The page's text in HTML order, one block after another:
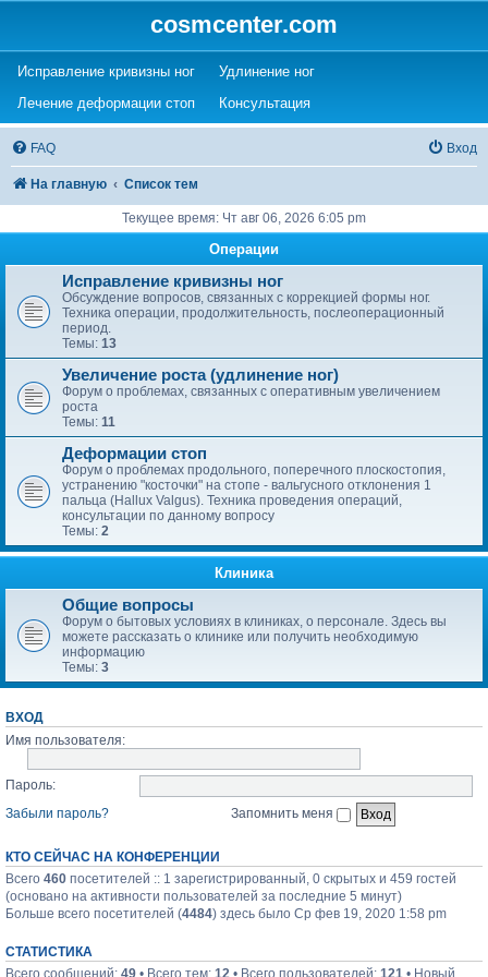
cosmcenter.com
Исправление кривизны ног(Opens a new tab)
Удлинение ног(Opens a new tab)
Лечение деформации стоп(Opens a new tab)
Консультация(Opens a new tab)
FAQ Вход
На главную Список тем
Текущее время: Чт авг 06, 2026 6:05 pm
Операции
Исправление кривизны ног
Обсуждение вопросов, связанных с коррекцией формы ног.
Техника операции, продолжительность, послеоперационный
период.
Темы: 13
Увеличение роста (удлинение ног)
Форум о проблемах, связанных с оперативным увеличением
роста
Темы: 11
Деформации стоп
Форум о проблемах продольного, поперечного плоскостопия,
устранению "косточки" на стопе - вальгусного отклонения 1
пальца (Hallux Valgus). Техника проведения операций,
консультации по данному вопросу
Темы: 2
Клиника
Общие вопросы
Форум о бытовых условиях в клиниках, о персонале. Здесь вы
можете рассказать о клинике или получить необходимую
информацию
Темы: 3
ВХОД
Имя пользователя:
Пароль:
Забыли пароль?
Запомнить меня
КТО СЕЙЧАС НА КОНФЕРЕНЦИИ
Всего 460 посетителей :: 1 зарегистрированный, 0 скрытых и 459 гостей
(основано на активности пользователей за последние 5 минут)
Больше всего посетителей (4484) здесь было Ср фев 19, 2020 1:58 pm
СТАТИСТИКА
Всего сообщений: 49 • Всего тем: 12 • Всего пользователей: 121 • Новый